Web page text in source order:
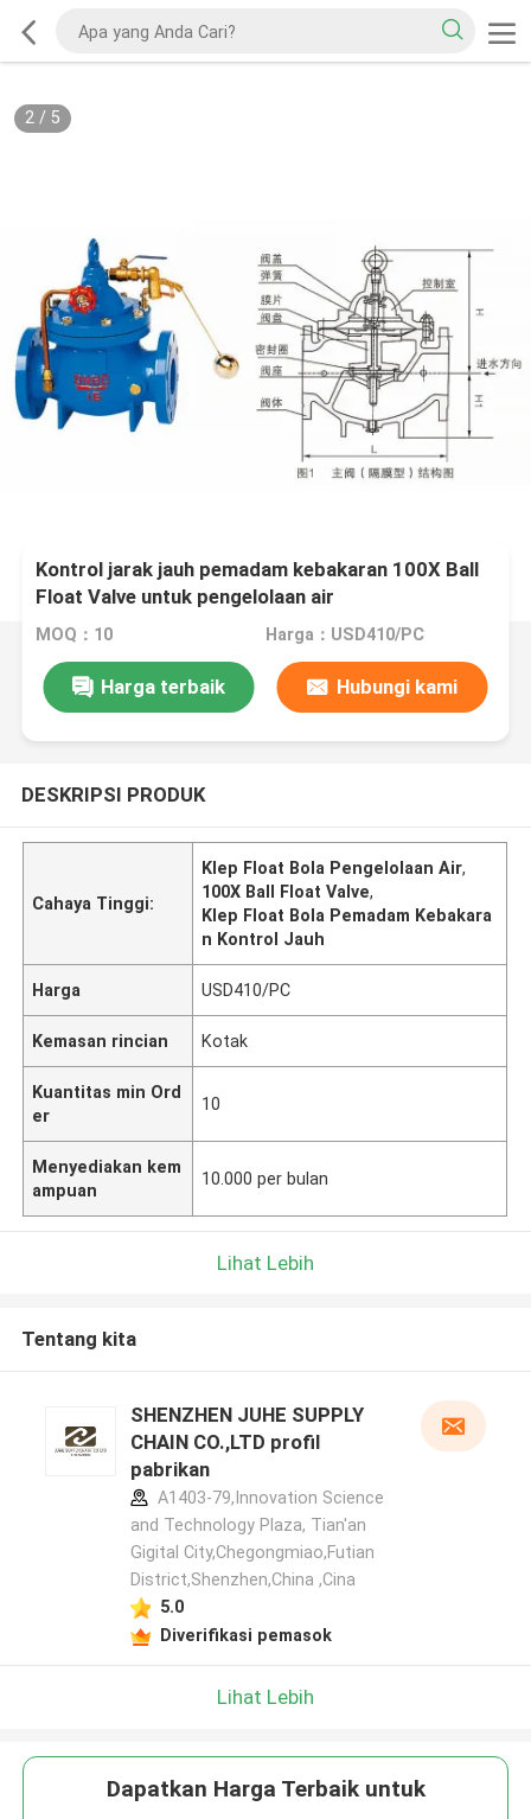
2/ 5
Kontrol jarak jauh pemadam kebakaran 100X Ball
Float Valve untuk pengelolaan air
MOQ：10 Harga：USD410/PC
Harga terbaik Hubungi kami
DESKRIPSI PRODUK
Cahaya Tinggi:
Klep Float Bola Pengelolaan Air,
100X Ball Float Valve,
Klep Float Bola Pemadam Kebakara
n Kontrol Jauh
Harga USD410/PC
Kemasan rincian Kotak
Kuantitas min Ord
er
10
Menyediakan kem
ampuan
10.000 per bulan
Lihat Lebih
Tentang kita
SHENZHEN JUHE SUPPLY
CHAIN CO.,LTD profil
pabrikan
A1403-79,Innovation Science
and Technology Plaza, Tian'an
Gigital City,Chegongmiao,Futian
District,Shenzhen,China ,Cina
5.0
Diverifikasi pemasok
Lihat Lebih
Dapatkan Harga Terbaik untuk